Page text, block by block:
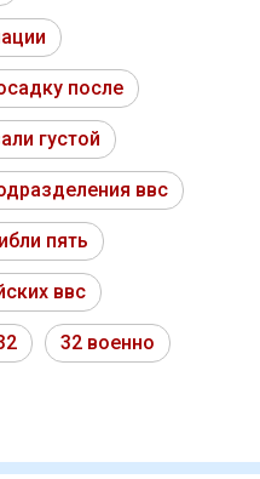
после
густой
ввс
пять
ввс
32 военно